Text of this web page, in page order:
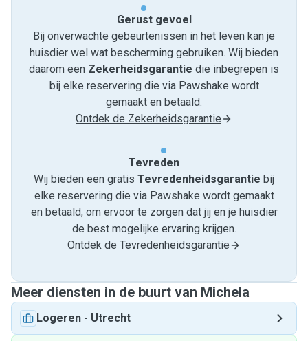
Gerust gevoel
Bij onverwachte gebeurtenissen in het leven kan je
huisdier wel wat bescherming gebruiken. Wij bieden
daarom een Zekerheidsgarantie die inbegrepen is
bij elke reservering die via Pawshake wordt
gemaakt en betaald.
Ontdek de Zekerheidsgarantie
Tevreden
Wij bieden een gratis Tevredenheids­garantie bij
elke reservering die via Pawshake wordt gemaakt
en betaald, om ervoor te zorgen dat jij en je huisdier
de best mogelijke ervaring krijgen.
Ontdek de Tevredenheidsgarantie
Meer diensten in de buurt van Michela
Logeren - Utrecht